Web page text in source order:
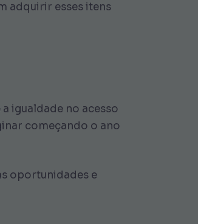
adquirir esses itens
igualdade no acesso
começando o ano
oportunidades e